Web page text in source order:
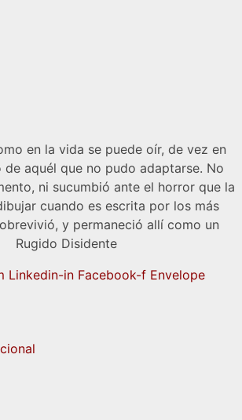
en la vida se puede oír, de vez en
aquél que no pudo adaptarse. No
ni sucumbió ante el horror que la
cuando es escrita por los más
y permaneció allí como un
Rugido Disidente
Linkedin-in Facebook-f Envelope